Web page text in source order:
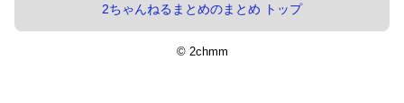
2ちゃんねるまとめのまとめ トップ
© 2chmm